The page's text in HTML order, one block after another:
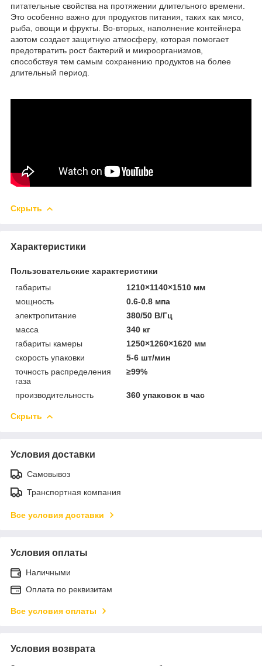
питательные свойства на протяжении длительного времени.
Это особенно важно для продуктов питания, таких как мясо,
рыба, овощи и фрукты. Во-вторых, наполнение контейнера
азотом создает защитную атмосферу, которая помогает
предотвратить рост бактерий и микроорганизмов,
способствуя тем самым сохранению продуктов на более
длительный период.
Скрыть
Характеристики
Пользовательские характеристики
габариты
1210×1140×1510 мм
мощность
0.6-0.8 мпа
электропитание
380/50 В/Гц
масса
340 кг
габариты камеры
1250×1260×1620 мм
скорость упаковки
5-6 шт/мин
точность распределения
газа
≥99%
производительность 360 упаковок в час
Скрыть
Условия доставки
Самовывоз
Транспортная компания
Все условия доставки
Условия оплаты
Наличными
Оплата по реквизитам
Все условия оплаты
Условия возврата